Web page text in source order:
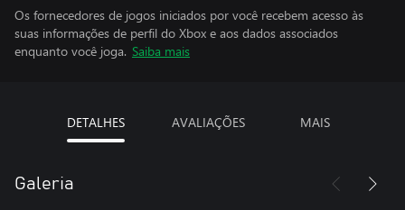
Os fornecedores de jogos iniciados por você recebem acesso às
suas informações de perfil do Xbox e aos dados associados
enquanto você joga. Saiba mais
DETALHES AVALIAÇÕES MAIS
Galeria